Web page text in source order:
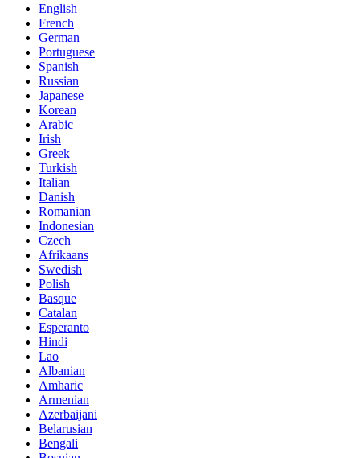
English
French
German
Portuguese
Spanish
Russian
Japanese
Korean
Arabic
Irish
Greek
Turkish
Italian
Danish
Romanian
Indonesian
Czech
Afrikaans
Swedish
Polish
Basque
Catalan
Esperanto
Hindi
Lao
Albanian
Amharic
Armenian
Azerbaijani
Belarusian
Bengali